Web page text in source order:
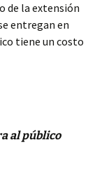
de la extensión
entregan en
tiene un costo
al público